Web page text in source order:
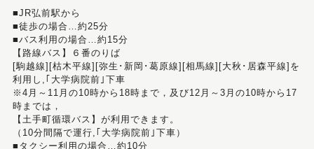
■JR弘前駅から
■徒歩の場合…約25分
■バス利用の場合…約15分
【路線バス】６番のりば
[駒越線][枯木平線][弥生･新岡･葛原線][相馬線][大秋･居森平線]を
利用し,｢大学病院前｣下車
※4月～11月の10時から18時まで，及び12月～3月の10時から17
時までは，
【土手町循環バス】が利用できます。
（10分間隔で運行,｢大学病院前｣下車）
■タクシー利用の場合…約10分